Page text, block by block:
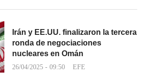
Irán y EE.UU. finalizaron la tercera
ronda de negociaciones
nucleares en Omán
26/04/2025 - 09:50 EFE